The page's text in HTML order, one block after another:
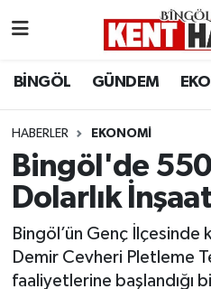
BİNGÖL GÜNDEM
HABERLER EKONOMI
Bingöl'de
Dolarlık
Bingöl’ün Genç İlçesinde
Demir Cevheri Pletleme
faaliyetlerine başlandığı
BİLİM-TEKNOLOJİ
DÜNYA
EĞİTİM
EKONOMİ
Bingöl Hava Durumu
Bingöl Namaz Vakitleri
Bingöl Trafik Yoğunluk
Süper Lig Puan